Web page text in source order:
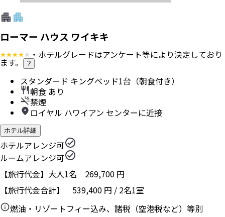
ローマー ハウス ワイキキ
・ホテルグレードはアンケート等により決定しており
ます。 ?
スタンダード キングベッド1台（朝食付き）
朝食 あり
禁煙
ロイヤル ハワイアン センターに近接
ホテル詳細
ホテルアレンジ可
ルームアレンジ可
【旅行代金】大人1名 269,700 円
【旅行代金合計】 539,400 円 / 2名1室
燃油・リゾートフィー込み、諸税（空港税など）等別